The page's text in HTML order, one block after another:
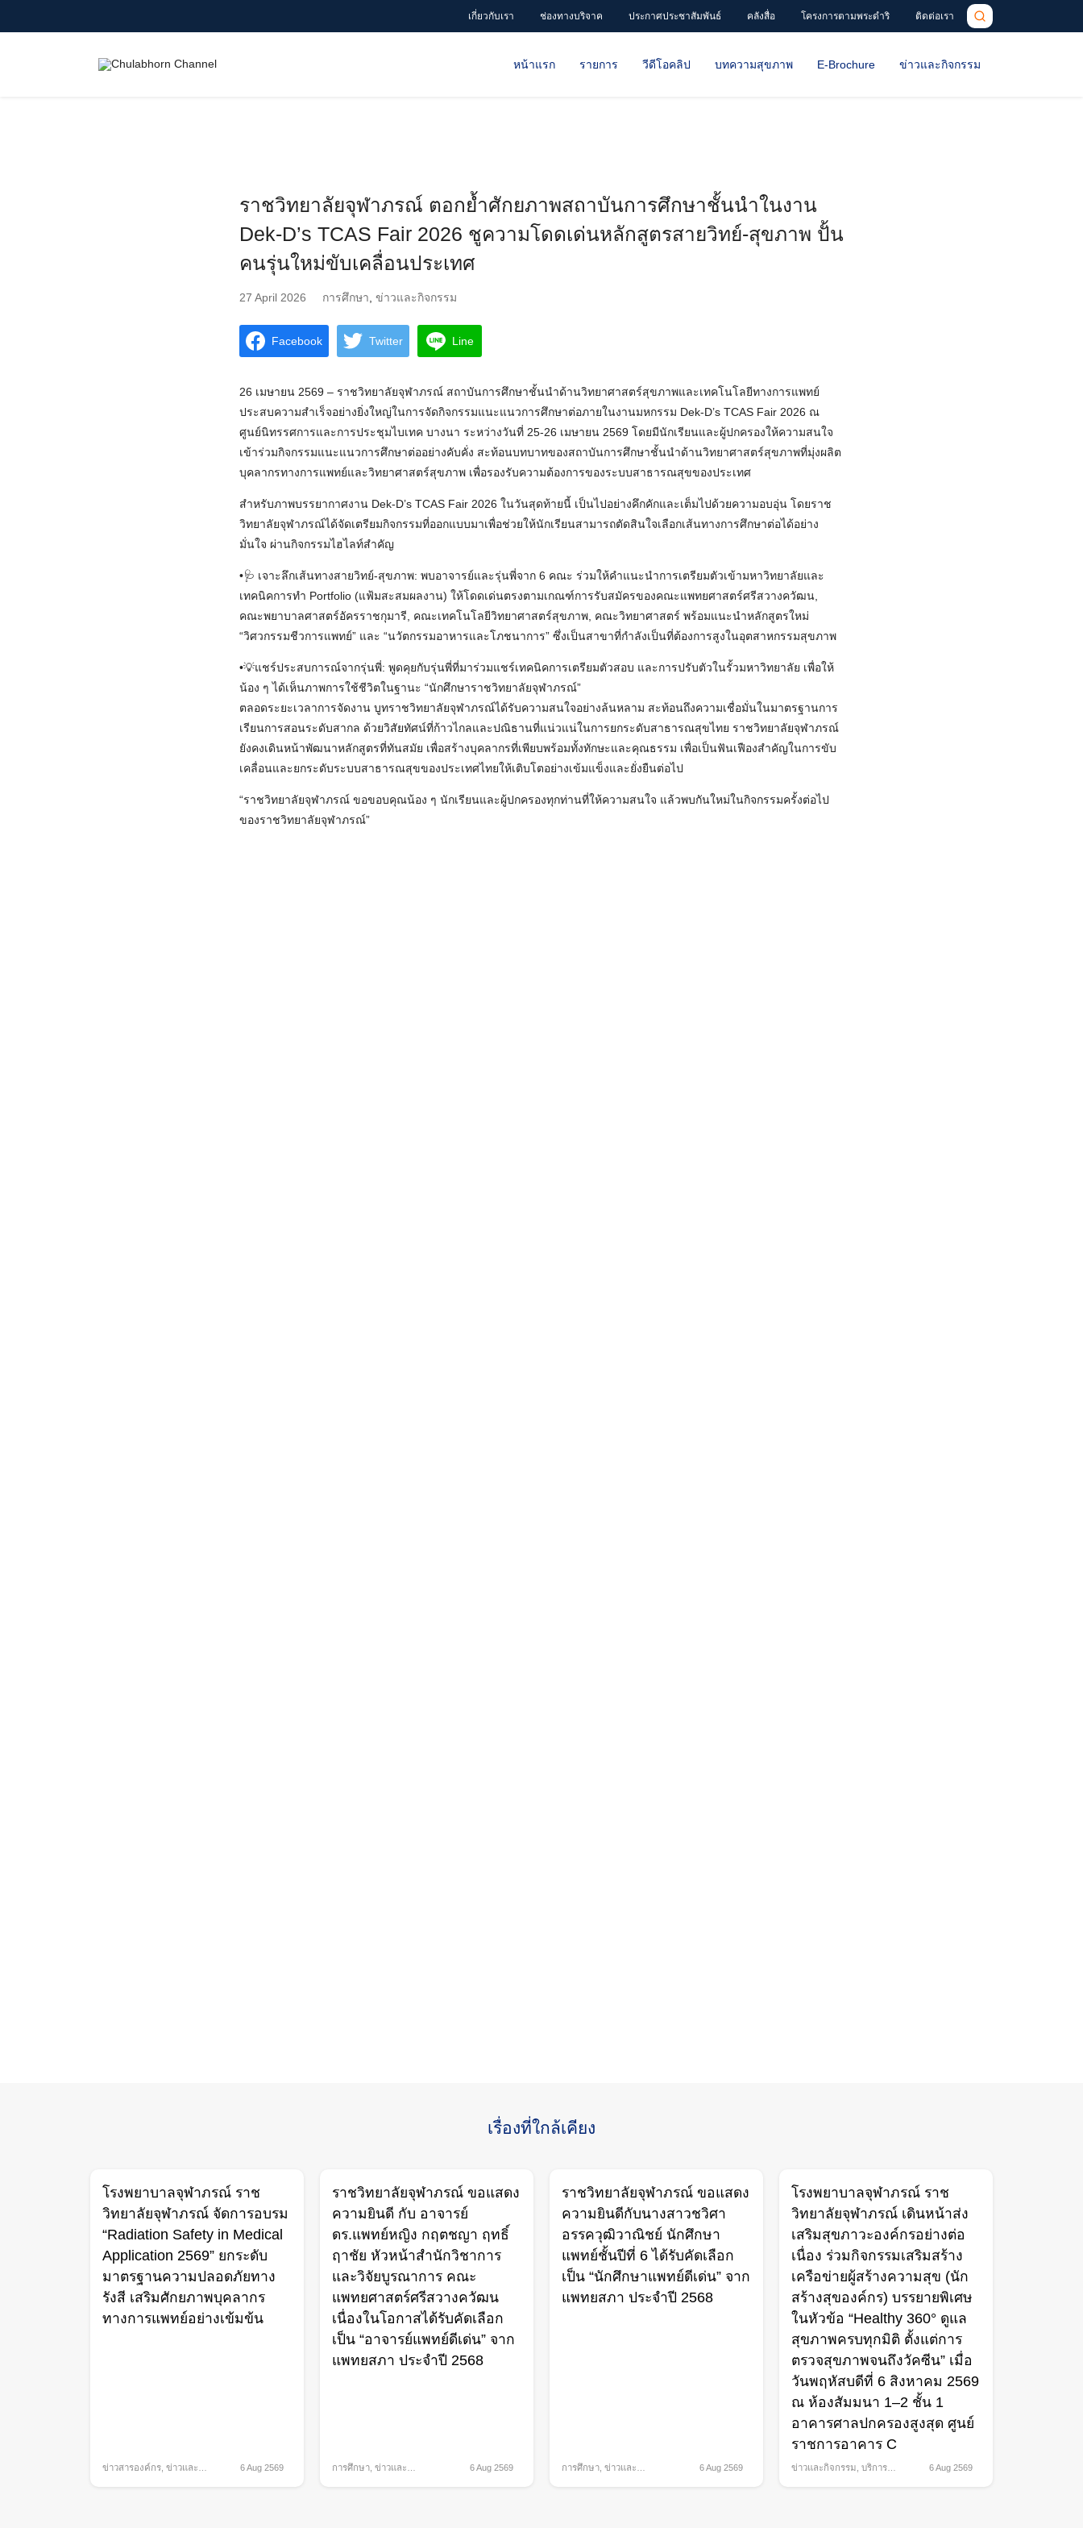
เกี่ยวกับเรา ช่องทางบริจาค ประกาศประชาสัมพันธ์ คลังสื่อ โครงการตามพระดำริ ติดต่อเรา
หน้าแรก รายการ วีดีโอคลิป บทความสุขภาพ E-Brochure ข่าวและกิจกรรม
ราชวิทยาลัยจุฬาภรณ์ ตอกย้ำศักยภาพสถาบันการศึกษาชั้นนำในงาน
Dek-D’s TCAS Fair 2026 ชูความโดดเด่นหลักสูตรสายวิทย์-สุขภาพ ปั้น
คนรุ่นใหม่ขับเคลื่อนประเทศ
27 April 2026 การศึกษา ข่าวและกิจกรรม
Facebook Twitter Line
26 เมษายน 2569 – ราชวิทยาลัยจุฬาภรณ์ สถาบันการศึกษาชั้นนำด้านวิทยาศาสตร์สุขภาพและเทคโนโลยีทางการแพทย์
ประสบความสำเร็จอย่างยิ่งใหญ่ในการจัดกิจกรรมแนะแนวการศึกษาต่อภายในงานมหกรรม Dek-D’s TCAS Fair 2026 ณ
ศูนย์นิทรรศการและการประชุมไบเทค บางนา ระหว่างวันที่ 25-26 เมษายน 2569 โดยมีนักเรียนและผู้ปกครองให้ความสนใจ
เข้าร่วมกิจกรรมแนะแนวการศึกษาต่ออย่างคับคั่ง สะท้อนบทบาทของสถาบันการศึกษาชั้นนำด้านวิทยาศาสตร์สุขภาพที่มุ่งผลิต
บุคลากรทางการแพทย์และวิทยาศาสตร์สุขภาพ เพื่อรองรับความต้องการของระบบสาธารณสุขของประเทศ
สำหรับภาพบรรยากาศงาน Dek-D’s TCAS Fair 2026 ในวันสุดท้ายนี้ เป็นไปอย่างคึกคักและเต็มไปด้วยความอบอุ่น โดยราช
วิทยาลัยจุฬาภรณ์ได้จัดเตรียมกิจกรรมที่ออกแบบมาเพื่อช่วยให้นักเรียนสามารถตัดสินใจเลือกเส้นทางการศึกษาต่อได้อย่าง
มั่นใจ ผ่านกิจกรรมไฮไลท์สำคัญ
•🩺 เจาะลึกเส้นทางสายวิทย์-สุขภาพ: พบอาจารย์และรุ่นพี่จาก 6 คณะ ร่วมให้คำแนะนำการเตรียมตัวเข้ามหาวิทยาลัยและ
เทคนิคการทำ Portfolio (แฟ้มสะสมผลงาน) ให้โดดเด่นตรงตามเกณฑ์การรับสมัครของคณะแพทยศาสตร์ศรีสวางควัฒน,
คณะพยาบาลศาสตร์อัครราชกุมารี, คณะเทคโนโลยีวิทยาศาสตร์สุขภาพ, คณะวิทยาศาสตร์ พร้อมแนะนำหลักสูตรใหม่
“วิศวกรรมชีวการแพทย์” และ “นวัตกรรมอาหารและโภชนาการ” ซึ่งเป็นสาขาที่กำลังเป็นที่ต้องการสูงในอุตสาหกรรมสุขภาพ
•💡แชร์ประสบการณ์จากรุ่นพี่: พูดคุยกับรุ่นพี่ที่มาร่วมแชร์เทคนิคการเตรียมตัวสอบ และการปรับตัวในรั้วมหาวิทยาลัย เพื่อให้
น้อง ๆ ได้เห็นภาพการใช้ชีวิตในฐานะ “นักศึกษาราชวิทยาลัยจุฬาภรณ์”
ตลอดระยะเวลาการจัดงาน บูทราชวิทยาลัยจุฬาภรณ์ได้รับความสนใจอย่างล้นหลาม สะท้อนถึงความเชื่อมั่นในมาตรฐานการ
เรียนการสอนระดับสากล ด้วยวิสัยทัศน์ที่ก้าวไกลและปณิธานที่แน่วแน่ในการยกระดับสาธารณสุขไทย ราชวิทยาลัยจุฬาภรณ์
ยังคงเดินหน้าพัฒนาหลักสูตรที่ทันสมัย เพื่อสร้างบุคลากรที่เพียบพร้อมทั้งทักษะและคุณธรรม เพื่อเป็นฟันเฟืองสำคัญในการขับ
เคลื่อนและยกระดับระบบสาธารณสุขของประเทศไทยให้เติบโตอย่างเข้มแข็งและยั่งยืนต่อไป
“ราชวิทยาลัยจุฬาภรณ์ ขอขอบคุณน้อง ๆ นักเรียนและผู้ปกครองทุกท่านที่ให้ความสนใจ แล้วพบกันใหม่ในกิจกรรมครั้งต่อไป
ของราชวิทยาลัยจุฬาภรณ์”
เรื่องที่ใกล้เคียง
โรงพยาบาลจุฬาภรณ์ ราช
วิทยาลัยจุฬาภรณ์ จัดการอบรม
“Radiation Safety in Medical
Application 2569” ยกระดับ
มาตรฐานความปลอดภัยทาง
รังสี เสริมศักยภาพบุคลากร
ทางการแพทย์อย่างเข้มข้น
ข่าวสารองค์กร ข่าวและ
6 Aug 2569
ราชวิทยาลัยจุฬาภรณ์ ขอแสดง
ความยินดี กับ อาจารย์
ดร.แพทย์หญิง กฤตชญา ฤทธิ์
ฤาชัย หัวหน้าสำนักวิชาการ
และวิจัยบูรณาการ คณะ
แพทยศาสตร์ศรีสวางควัฒน
เนื่องในโอกาสได้รับคัดเลือก
เป็น “อาจารย์แพทย์ดีเด่น” จาก
แพทยสภา ประจำปี 2568
การศึกษา ข่าวและ
6 Aug 2569
ราชวิทยาลัยจุฬาภรณ์ ขอแสดง
ความยินดีกับนางสาวชวิศา
อรรควุฒิวาณิชย์ นักศึกษา
แพทย์ชั้นปีที่ 6 ได้รับคัดเลือก
เป็น “นักศึกษาแพทย์ดีเด่น” จาก
แพทยสภา ประจำปี 2568
การศึกษา ข่าวและ
6 Aug 2569
โรงพยาบาลจุฬาภรณ์ ราช
วิทยาลัยจุฬาภรณ์ เดินหน้าส่ง
เสริมสุขภาวะองค์กรอย่างต่อ
เนื่อง ร่วมกิจกรรมเสริมสร้าง
เครือข่ายผู้สร้างความสุข (นัก
สร้างสุของค์กร) บรรยายพิเศษ
ในหัวข้อ “Healthy 360° ดูแล
สุขภาพครบทุกมิติ ตั้งแต่การ
ตรวจสุขภาพจนถึงวัคซีน” เมื่อ
วันพฤหัสบดีที่ 6 สิงหาคม 2569
ณ ห้องสัมมนา 1–2 ชั้น 1
อาคารศาลปกครองสูงสุด ศูนย์
ราชการอาคาร C
ข่าวและกิจกรรม บริการ
6 Aug 2569